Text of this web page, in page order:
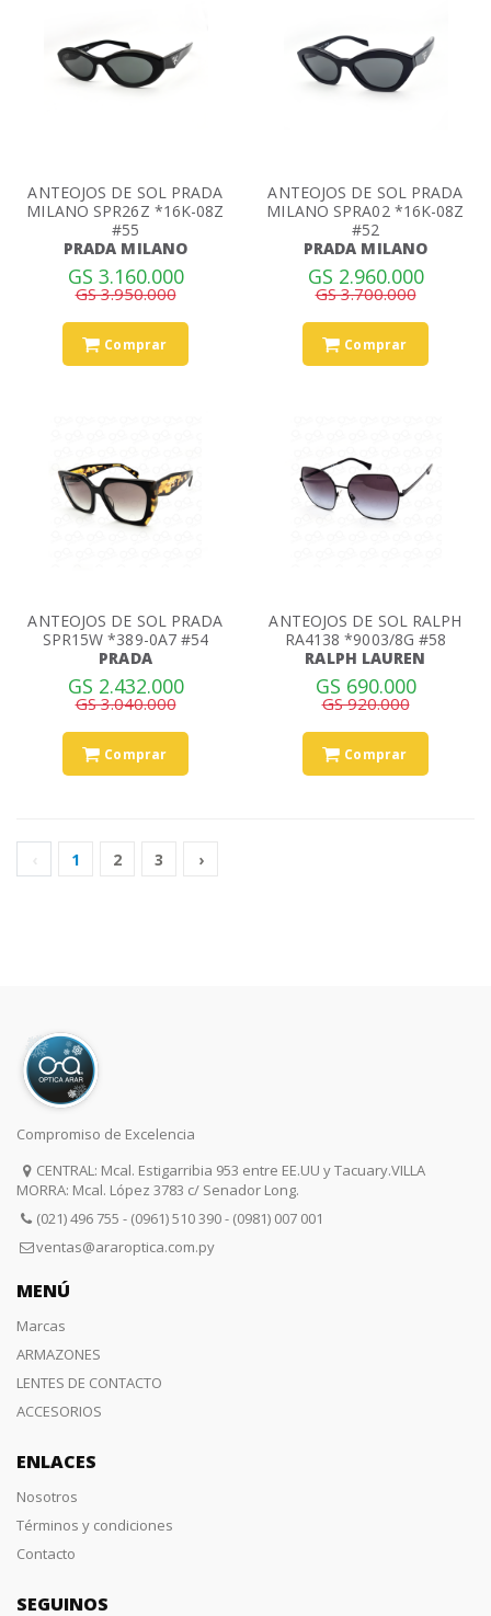
ANTEOJOS DE SOL PRADA
MILANO SPR26Z *16K-08Z
#55
PRADA MILANO
GS 3.160.000
GS 3.950.000
Comprar
ANTEOJOS DE SOL PRADA
MILANO SPRA02 *16K-08Z
#52
PRADA MILANO
GS 2.960.000
GS 3.700.000
Comprar
ANTEOJOS DE SOL PRADA
SPR15W *389-0A7 #54
PRADA
GS 2.432.000
GS 3.040.000
Comprar
ANTEOJOS DE SOL RALPH
RA4138 *9003/8G #58
RALPH LAUREN
GS 690.000
GS 920.000
Comprar
1 2 3 ›
Compromiso de Excelencia
CENTRAL: Mcal. Estigarribia 953 entre EE.UU y Tacuary.VILLA
MORRA: Mcal. López 3783 c/ Senador Long.
(021) 496 755 - (0961) 510 390 - (0981) 007 001
ventas@araroptica.com.py
MENÚ
Marcas
ARMAZONES
LENTES DE CONTACTO
ACCESORIOS
ENLACES
Nosotros
Términos y condiciones
Contacto
SEGUINOS